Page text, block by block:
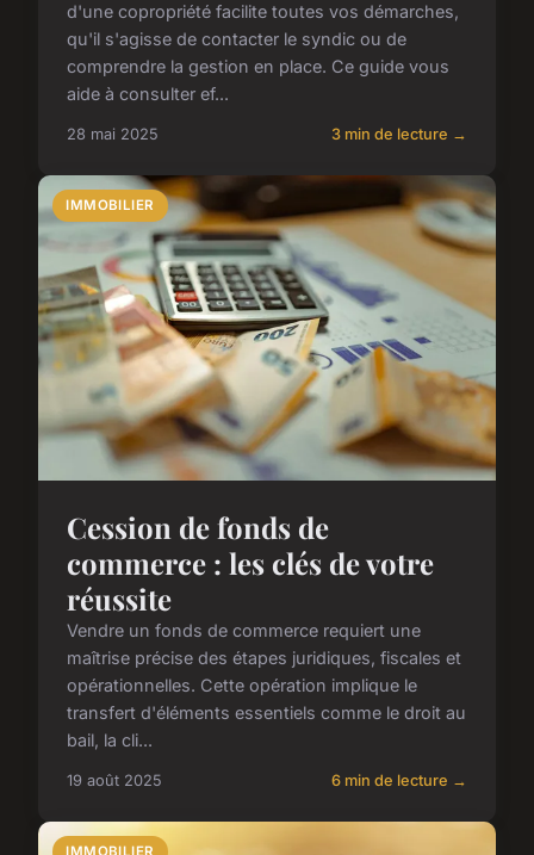
d'une copropriété facilite toutes vos démarches,
qu'il s'agisse de contacter le syndic ou de
comprendre la gestion en place. Ce guide vous
aide à consulter ef...
28 mai 2025 3 min de lecture →
IMMOBILIER
Cession de fonds de
commerce : les clés de votre
réussite
Vendre un fonds de commerce requiert une
maîtrise précise des étapes juridiques, fiscales et
opérationnelles. Cette opération implique le
transfert d'éléments essentiels comme le droit au
bail, la cli...
19 août 2025 6 min de lecture →
IMMOBILIER